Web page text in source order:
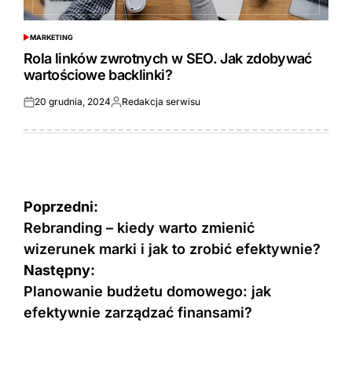
POSTED
IN
MARKETING
Rola linków zwrotnych w SEO. Jak zdobywać
wartościowe backlinki?
Opublikowane
20 grudnia, 2024Opublikowane
Redakcja serwisu
Nawigacja
wpisu
Poprzedni:
Rebranding – kiedy warto zmienić
wizerunek marki i jak to zrobić efektywnie?
Następny:
Planowanie budżetu domowego: jak
efektywnie zarządzać finansami?